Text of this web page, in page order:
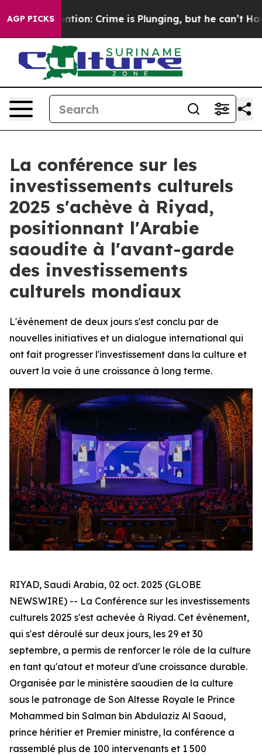
AGP PICKS
Mention: Crime is Plunging, but he can’t Handle
La conférence sur les
investissements culturels
2025 s'achève à Riyad,
positionnant l'Arabie
saoudite à l'avant-garde
des investissements
culturels mondiaux
L'événement de deux jours s'est conclu par de
nouvelles initiatives et un dialogue international qui
ont fait progresser l'investissement dans la culture et
ouvert la voie à une croissance à long terme.
RIYAD, Saudi Arabia, 02 oct. 2025 (GLOBE
NEWSWIRE) -- La Conférence sur les investissements
culturels 2025 s'est achevée à Riyad. Cet événement,
qui s'est déroulé sur deux jours, les 29 et 30
septembre, a permis de renforcer le rôle de la culture
en tant qu'atout et moteur d'une croissance durable.
Organisée par le ministère saoudien de la culture
sous le patronage de Son Altesse Royale le Prince
Mohammed bin Salman bin Abdulaziz Al Saoud,
prince héritier et Premier ministre, la conférence a
rassemblé plus de 100 intervenants et 1 500